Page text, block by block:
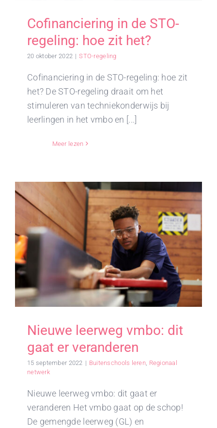
Cofinanciering in de STO-
regeling: hoe zit het?
20 oktober 2022 | STO-regeling
Cofinanciering in de STO-regeling: hoe zit
het? De STO-regeling draait om het
stimuleren van techniekonderwijs bij
leerlingen in het vmbo en [...]
Meer lezen
Nieuwe leerweg vmbo: dit
gaat er veranderen
15 september 2022 | Buitenschools leren Regionaal
netwerk
Nieuwe leerweg vmbo: dit gaat er
veranderen Het vmbo gaat op de schop!
De gemengde leerweg (GL) en